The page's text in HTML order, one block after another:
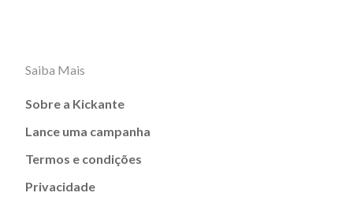
Saiba Mais
Sobre a Kickante
Lance uma campanha
Termos e condições
Privacidade